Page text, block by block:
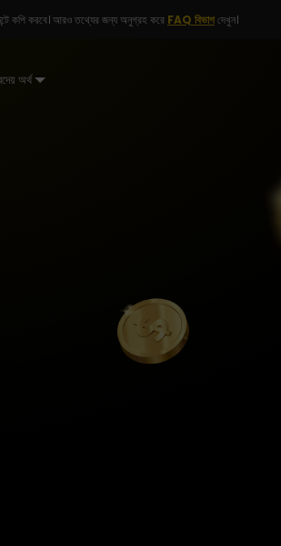
কপি করবে। আরও তথ্যের জন্য অনুগ্রহ করে FAQ বিভাগদেখুন।
অর্থ